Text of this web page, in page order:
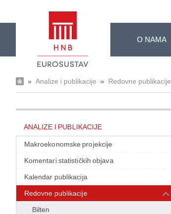
O NAMA
» Analize i publikacije » Redovne publikacije
ANALIZE I PUBLIKACIJE
Makroekonomske projekcije
Komentari statističkih objava
Kalendar publikacija
Redovne publikacije
Bilten